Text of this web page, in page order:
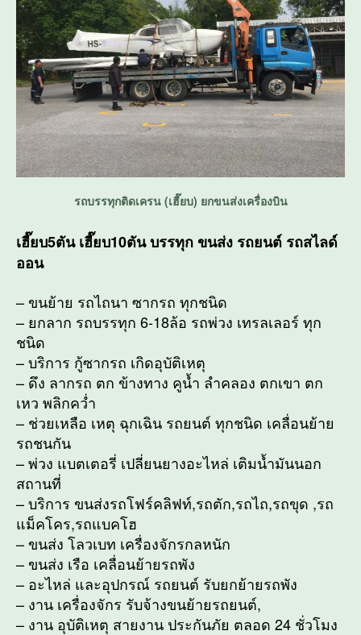
รถบรรทุกติดเครน (เฮี๊ยบ) ยกขนส่งเครื่องบิน
เฮี๊ยบ5ตัน เฮี๊ยบ10ตัน บรรทุก ขนส่ง รถยนต์ รถสไลด์
ออน
– ขนย้าย รถไถนา ซากรถ ทุกชนิด
– ยกลาก รถบรรทุก 6-18ล้อ รถพ่วง เทรลเลอร์ ทุก
ชนิด
– บริการ กู้ซากรถ เกิดอุบัติเหตุ
– ดึง ลากรถ ตก ข้างทาง คูน้ำ ลำคลอง ตกเขา ตก
เหว พลิกคว่ำ
– ช่วยเหลือ เหตุ ฉุกเฉิน รถยนต์ ทุกชนิด เคลื่อนย้าย
รถชนกัน
– พ่วง แบตเตอรี่ เปลี่ยนยางอะไหล่ เติมน้ำมันนอก
สถานที่
– บริการ ขนส่งรถโฟร์คลิฟท์,รถตัก,รถไถ,รถขุด ,รถ
แม็คโคร,รถแบคโฮ
– ขนส่ง โลวเบท เครื่องจักรกลหนัก
– ขนส่ง เรือ เคลื่อนย้ายรถพัง
– อะไหล่ และอุปกรณ์ รถยนต์ รับยกย้ายรถพัง
– งาน เครื่องจักร รับจ้างขนย้ายรถยนต์,
– งาน อุบัติเหตุ สายงาน ประกันภัย ตลอด 24 ชั่วโมง